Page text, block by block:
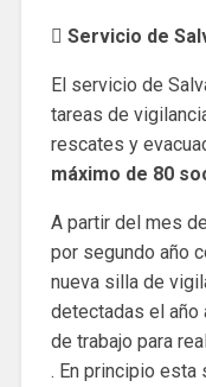
 Servicio de
El servicio de
tareas de
rescates y
máximo de 80
A partir del mes
por segundo año
nueva silla de
detectadas el año
de trabajo para
. En principio esta